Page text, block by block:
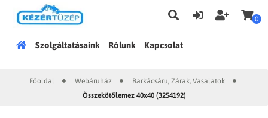
0
FőoldalSzolgáltatásaink Rólunk Kapcsolat
Főoldal Webáruház Barkácsáru, Zárak, Vasalatok
Összekötőlemez 40x40 (3254192)